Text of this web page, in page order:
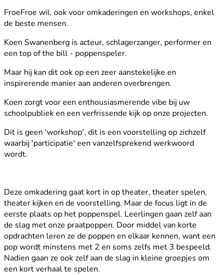
FroeFroe wil, ook voor omkaderingen en workshops, enkel
de beste mensen.
Koen Swanenberg is acteur, schlagerzanger, performer en
een top of the bill - poppenspeler.
Maar hij kan dit ook op een zeer aanstekelijke en
inspirerende manier aan anderen overbrengen.
Koen zorgt voor een enthousiasmerende vibe bij uw
schoolpubliek en een verfrissende kijk op onze projecten.
Dit is geen 'workshop', dit is een voorstelling op zichzelf
waarbij 'participatie' een vanzelfsprekend werkwoord
wordt.
Deze omkadering gaat kort in op theater, theater spelen,
theater kijken en de voorstelling. Maar de focus ligt in de
eerste plaats op het poppenspel. Leerlingen gaan zelf aan
de slag met onze praatpoppen. Door middel van korte
opdrachten leren ze de poppen en elkaar kennen, want een
pop wordt minstens met 2 en soms zelfs met 3 bespeeld.
Nadien gaan ze ook zelf aan de slag in kleine groepjes om
een kort verhaal te spelen.